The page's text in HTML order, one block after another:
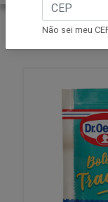
INÍCIO
DR
Não sei meu